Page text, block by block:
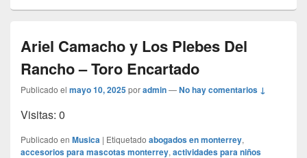
Ariel Camacho y Los Plebes Del
Rancho – Toro Encartado
Publicado el mayo 10, 2025poradmin—No hay comentarios ↓
Visitas: 0
Publicado en Musica | Etiquetado abogados en monterrey,
accesorios para mascotas monterrey, actividades para niños